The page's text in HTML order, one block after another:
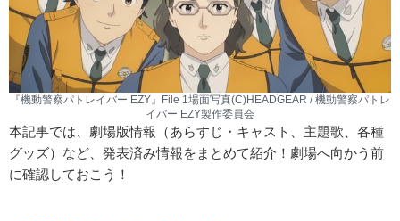
『機動警察パトレイバー EZY』File 1場面写真(C)HEADGEAR / 機動警察パトレ
イバー EZY製作委員会
本記事では、劇場版情報（あらすじ・キャスト、主題歌、各種
グッズ）など、発表済み情報をまとめて紹介！劇場へ向かう前
に確認しておこう！